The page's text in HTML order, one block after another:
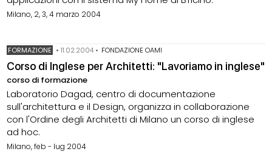
Milano, 2, 3, 4 marzo 2004
FORMAZIONE •11.02.2004 • FONDAZIONE OAMI
Corso di Inglese per Architetti: "Lavoriamo in inglese"
corso di formazione
Laboratorio Dagad, centro di documentazione
sull'architettura e il Design, organizza in collaborazione
con l'Ordine degli Architetti di Milano un corso di inglese
ad hoc.
Milano, feb - lug 2004